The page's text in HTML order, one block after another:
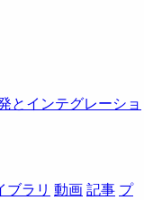
とインテグレーショ
ブラリ 動画記事 プ